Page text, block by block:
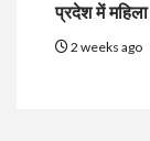
प्रदेश में
2 weeks ago